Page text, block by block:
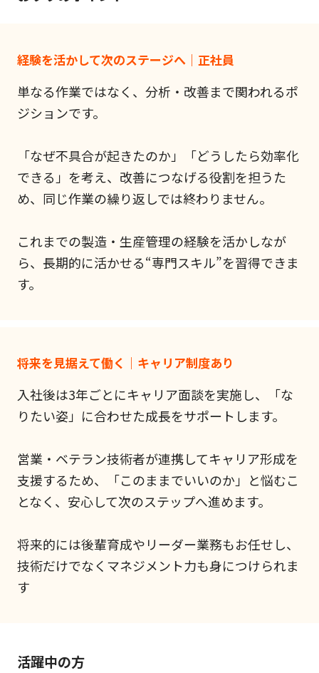
経験を活かして次のステージへ｜正社員
単なる作業ではなく、分析・改善まで関われるポ
ジションです。
「なぜ不具合が起きたのか」「どうしたら効率化
できる」を考え、改善につなげる役割を担うた
め、同じ作業の繰り返しでは終わりません。
これまでの製造・生産管理の経験を活かしなが
ら、長期的に活かせる“専門スキル”を習得できま
す。
将来を見据えて働く｜キャリア制度あり
入社後は3年ごとにキャリア面談を実施し、「な
りたい姿」に合わせた成長をサポートします。
営業・ベテラン技術者が連携してキャリア形成を
支援するため、「このままでいいのか」と悩むこ
となく、安心して次のステップへ進めます。
将来的には後輩育成やリーダー業務もお任せし、
技術だけでなくマネジメント力も身につけられま
す
活躍中の方